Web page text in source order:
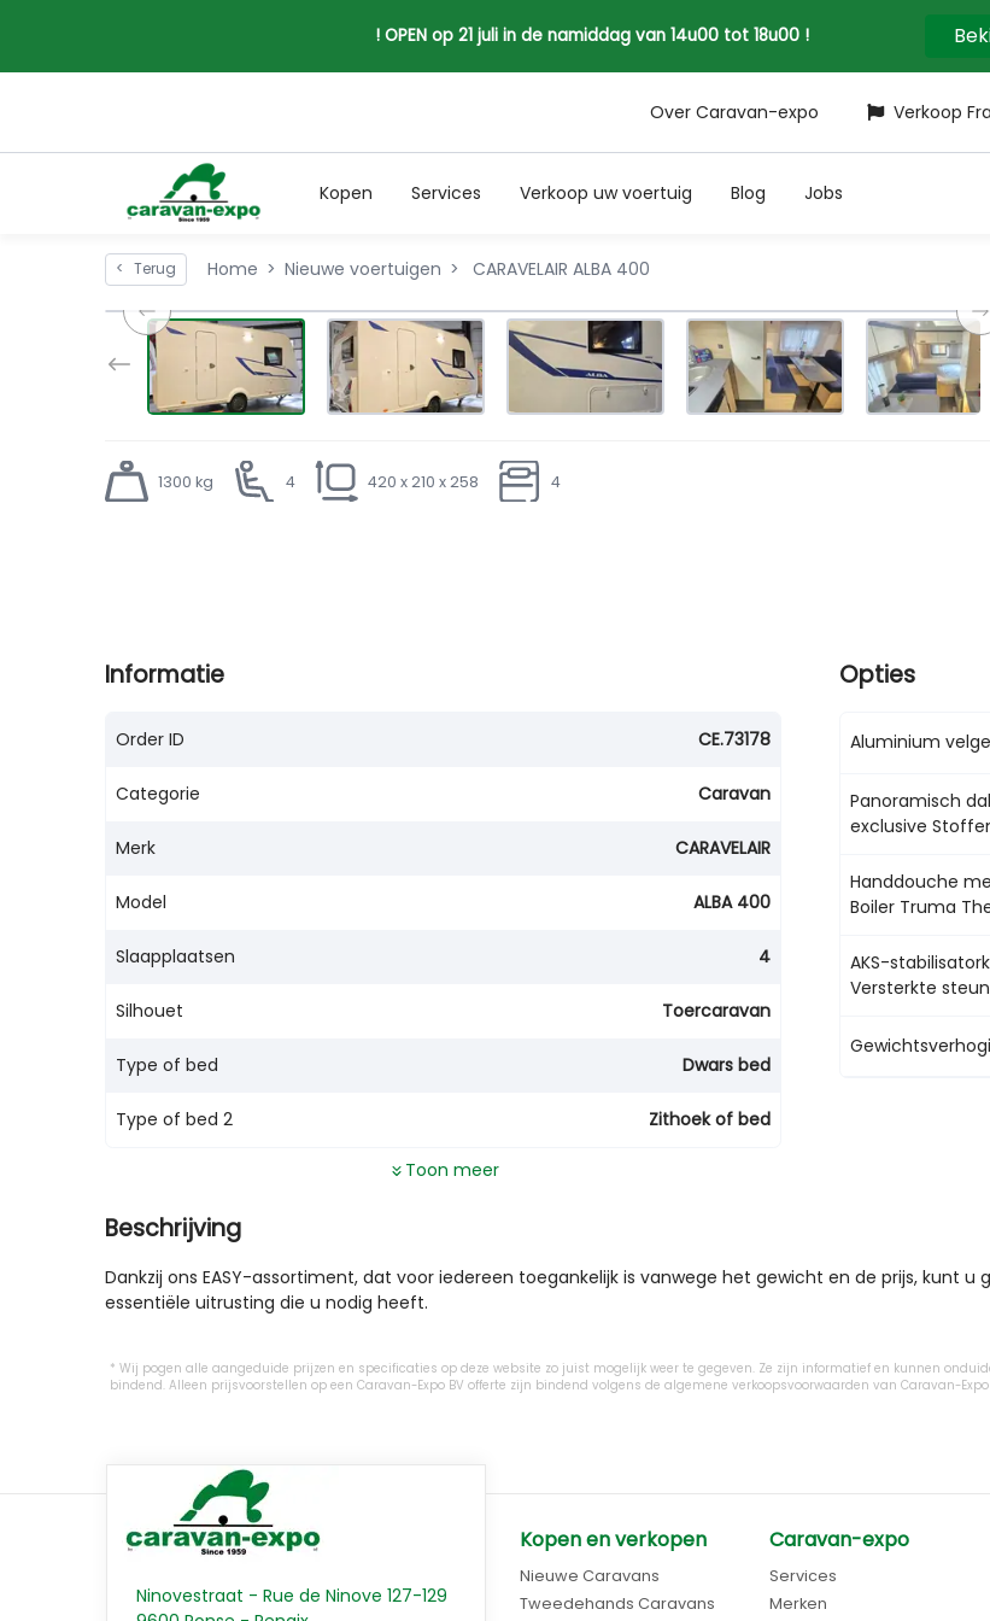
! OPEN op 21 juli in de namiddag van 14u00 tot 18u00 !
Over Caravan-expo Verkoop
Kopen Services Verkoop uw voertuig Blog Jobs
< Terug Home Nieuwe voertuigen CARAVELAIR ALBA 400
1300 kg 4 420 x 210 x 258 4
Informatie
Order ID CE.73178
Categorie Caravan
Merk CARAVELAIR
Model ALBA 400
Slaapplaatsen 4
Silhouet Toercaravan
Type of bed Dwars bed
Type of bed 2 Zithoek of bed
Toon meer
Opties
Aluminium
Panoramisch
exclusive
Handdouche
Boiler Truma
AKS-
Versterkte
Beschrijving
Dankzij ons EASY-assortiment, dat voor iedereen toegankelijk is vanwege het gewicht en de prijs, kunt
essentiële uitrusting die u nodig heeft.
Wij pogen alle aangeduide prijzen en specificaties op deze website zo juist mogelijk weer te gegeven. Ze zijn informatief en kunnen
bindend. Alleen prijsvoorstellen op een Caravan-Expo BV offerte zijn bindend volgens de algemene verkoopsvoorwaarden van Caravan-Expo
Ninovestraat - Rue de Ninove 127-129
Kopen en verkopen
Nieuwe Caravans
Tweedehands Caravans
Caravan-expo
Services
Merken